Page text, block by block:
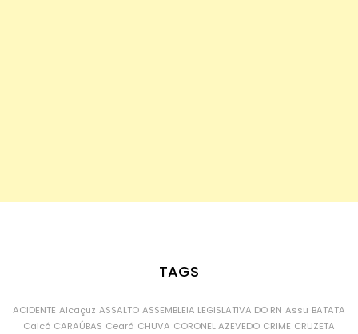
TAGS
ACIDENTE Alcaçuz ASSALTO ASSEMBLEIA LEGISLATIVA DO RN Assu BATATA
Caicó CARAÚBAS Ceará CHUVA CORONEL AZEVEDO CRIME CRUZETA